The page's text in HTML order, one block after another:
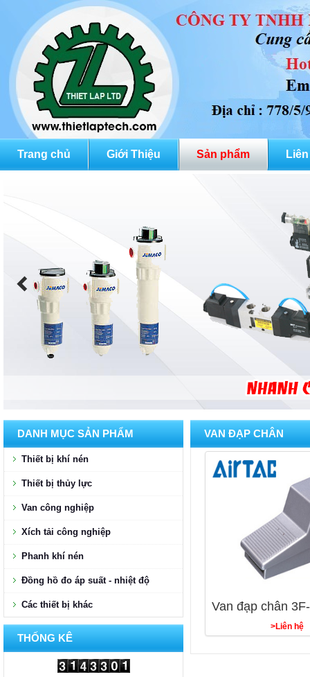
Trang chủ Giới Thiệu Sản phẩm
DANH MỤC SẢN PHẨM
Thiết bị khí nén
Thiết bị thủy lực
Van công nghiệp
Xích tải công nghiệp
Phanh khí nén
Đồng hồ đo áp suất - nhiệt độ
Các thiết bị khác
THỐNG KÊ
VAN ĐẠP CHÂN
Van đạp chân
>Liên hệ